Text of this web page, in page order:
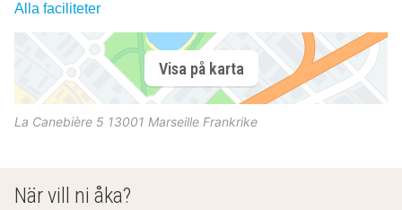
Alla faciliteter
Visa på karta
La Canebière 5 13001 Marseille Frankrike
När vill ni åka?